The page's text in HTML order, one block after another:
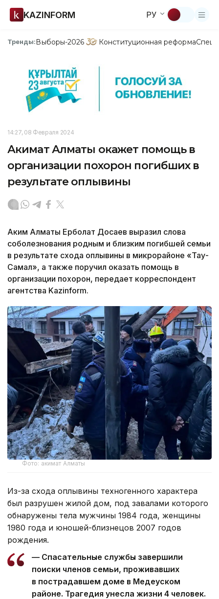
KAZINFORM РУ
Тренды:Выборы-2026 Конституционная реформа
14:27, 08 Февраля 2024
Акимат Алматы окажет помощь в
организации похорон погибших в
результате оплывины
Аким Алматы Ерболат Досаев выразил слова
соболезнования родным и близким погибшей семьи
в результате схода оплывины в микрорайоне «Тау-
Самал», а также поручил оказать помощь в
организации похорон, передает корреспондент
агентства Kazinform.
Фото: акимат Алматы
Из-за схода оплывины техногенного характера
был разрушен жилой дом, под завалами которого
обнаружены тела мужчины 1984 года, женщины
1980 года и юношей-близнецов 2007 годов
рождения.
— Спасательные службы завершили
поиски членов семьи, проживавших
в пострадавшем доме в Медеуском
районе. Трагедия унесла жизни 4 человек.